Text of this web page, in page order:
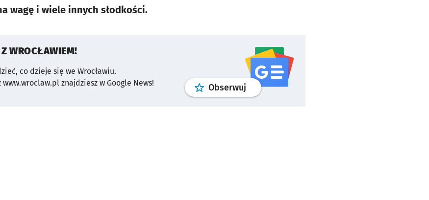
wagę i wiele innych słodkości.
WROCŁAWIEM!
co dzieje się we Wrocławiu.
znajdziesz w Google News!
Obserwuj profilgoogle news